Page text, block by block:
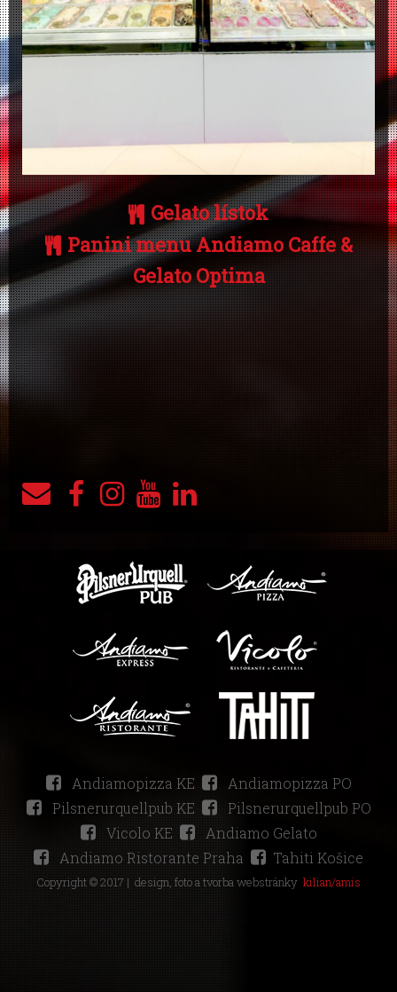
Gelato lístok
Panini menu Andiamo Caffe &
Gelato Optima
Andiamopizza KE
Andiamopizza PO
Pilsnerurquellpub KE
Pilsnerurquellpub PO
Vicolo KE
Andiamo Gelato
Andiamo Ristorante Praha
Tahiti Košice
Copyright © 2017 | design, foto a tvorba webstránky kilian/amis